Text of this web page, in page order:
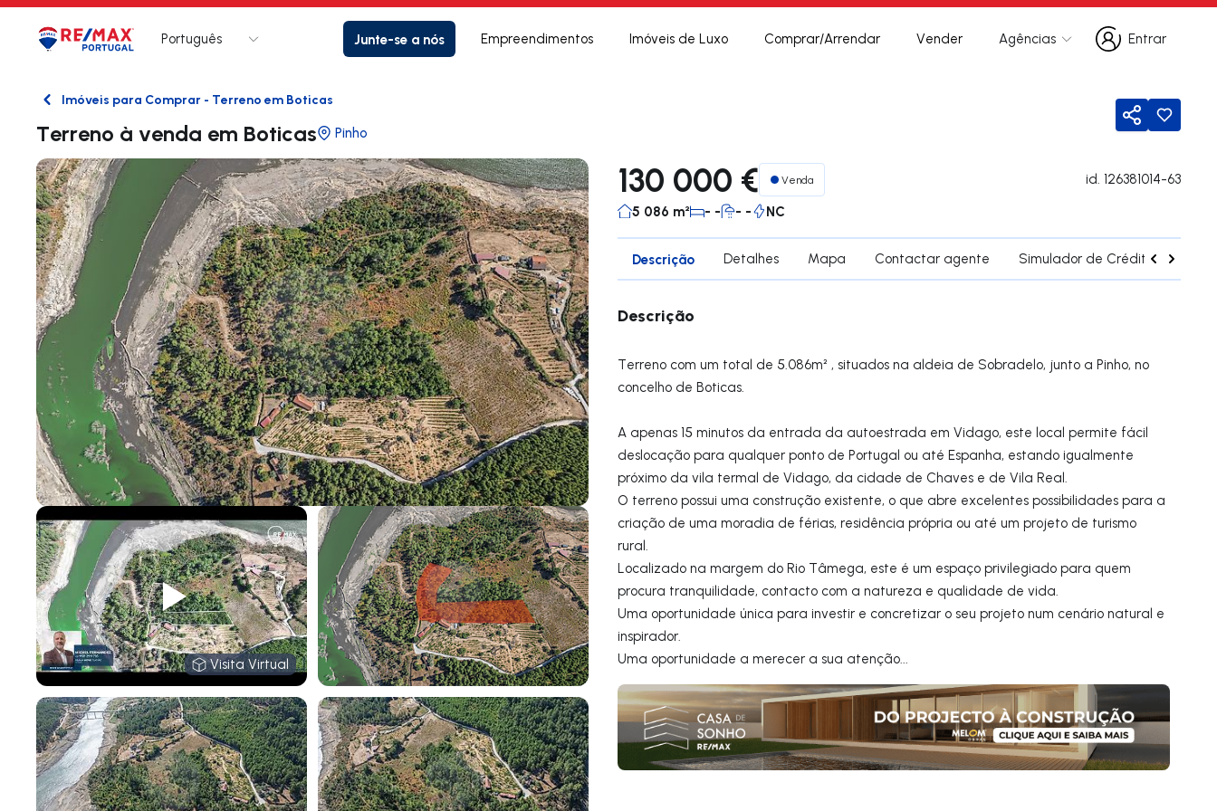
Logo Ir para página inicial
Português Junte-se a nós Empreendimentos Imóveis de Luxo Comprar/Arrendar Vender Agências
Entrar
Entrar
VoltarImóveis para Comprar - Terreno em Boticas
Terreno à venda em Boticas Pinho Partilhar
Visita Virtual
Visita Virtual
130 000 € Venda id. 126381014-63
5 086 m² - - - - NC
Descrição Detalhes Mapa Contactar agente Simulador de Crédito
Descrição
Terreno com um total de 5.086m² , situados na aldeia de Sobradelo, junto a Pinho, no
concelho de Boticas.
A apenas 15 minutos da entrada da autoestrada em Vidago, este local permite fácil
deslocação para qualquer ponto de Portugal ou até Espanha, estando igualmente
próximo da vila termal de Vidago, da cidade de Chaves e de Vila Real.
O terreno possui uma construção existente, o que abre excelentes possibilidades para a
criação de uma moradia de férias, residência própria ou até um projeto de turismo
rural.
Localizado na margem do Rio Tâmega, este é um espaço privilegiado para quem
procura tranquilidade, contacto com a natureza e qualidade de vida.
Uma oportunidade única para investir e concretizar o seu projeto num cenário natural e
inspirador.
Uma oportunidade a merecer a sua atenção...